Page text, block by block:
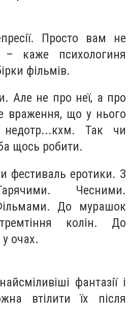
Просто вам не
– каже психологиня
фільмів.
Але не про неї, а про
враження, що у нього
недотр...кхм. Так чи
щось робити.
фестиваль еротики. З
Чесними.
До мурашок
колін. До
у очах.
фантазії і
втілити їх після